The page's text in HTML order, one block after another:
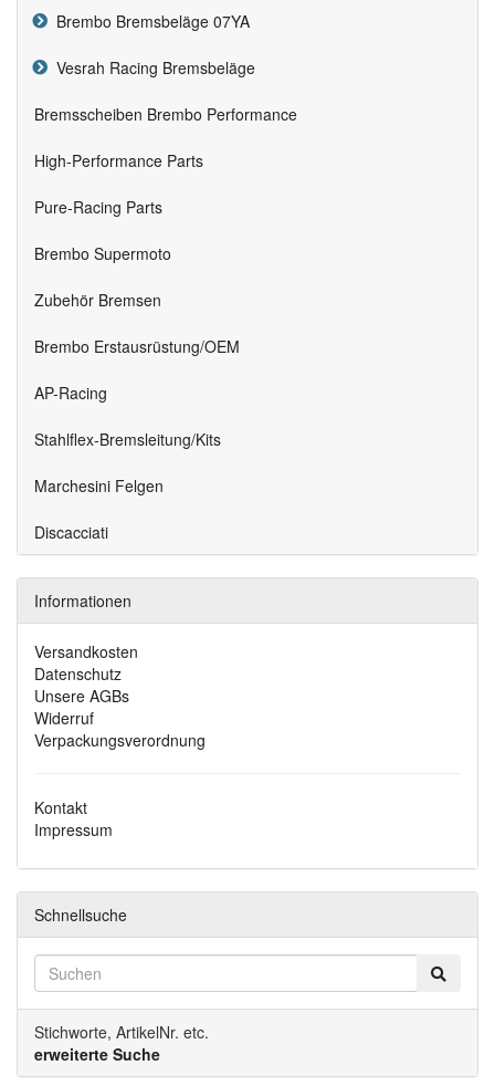
Brembo Bremsbeläge 07YA
Vesrah Racing Bremsbeläge
Bremsscheiben Brembo Performance
High-Performance Parts
Pure-Racing Parts
Brembo Supermoto
Zubehör Bremsen
Brembo Erstausrüstung/OEM
AP-Racing
Stahlflex-Bremsleitung/Kits
Marchesini Felgen
Discacciati
Informationen
Versandkosten
Datenschutz
Unsere AGBs
Widerruf
Verpackungsverordnung
Kontakt
Impressum
Schnellsuche
Stichworte, ArtikelNr. etc.
erweiterte Suche